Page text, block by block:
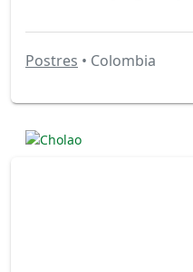
Postres • Colombia